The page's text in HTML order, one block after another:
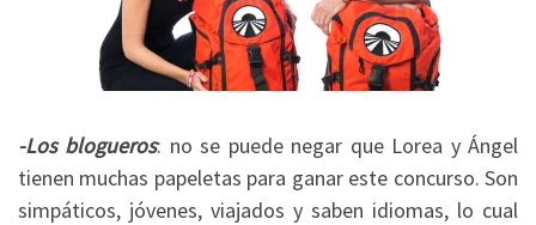
-Los blogueros: no se puede negar que Lorea y Ángel
tienen muchas papeletas para ganar este concurso. Son
simpáticos, jóvenes, viajados y saben idiomas, lo cual